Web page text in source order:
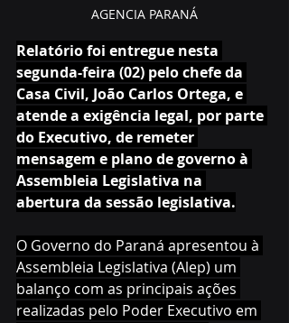
AGENCIA PARANÁ
Relatório foi entregue nesta
segunda-feira (02) pelo chefe da
Casa Civil, João Carlos Ortega, e
atende a exigência legal, por parte
do Executivo, de remeter
mensagem e plano de governo à
Assembleia Legislativa na
abertura da sessão legislativa.
O Governo do Paraná apresentou à
Assembleia Legislativa (Alep) um
balanço com as principais ações
realizadas pelo Poder Executivo em